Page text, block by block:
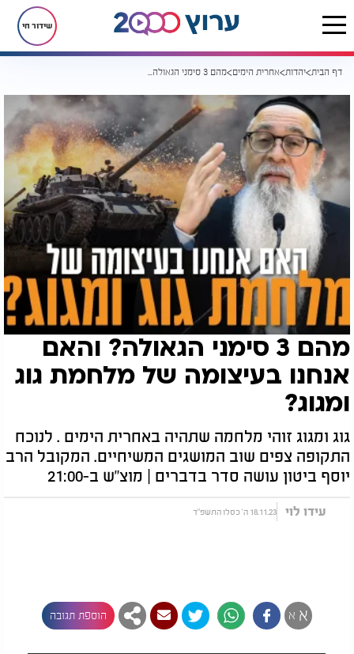
שידור חי
דף הבית יהדות אחרית הימים מהם 3 סימני הגאולה? והאם אנחנו בעיצומה של מלחמת גוג ומגוג?
מהם 3 סימני הגאולה? והאם
אנחנו בעיצומה של מלחמת גוג
ומגוג?
גוג ומגוג זוהי מלחמה שתהיה באחרית הימים . לנוכח
התקופה צפים שוב המושגים המשיחיים. המקובל הרב
יוסף ביטון עושה סדר בדברים | מוצ"ש ב-21:00
עידו לוי 18.11.23 ה' כסלו התשפ"ד
א א הוספת תגובה